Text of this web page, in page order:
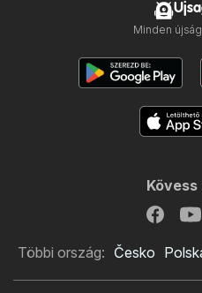
Minden
Kövess
Többi ország: Česko